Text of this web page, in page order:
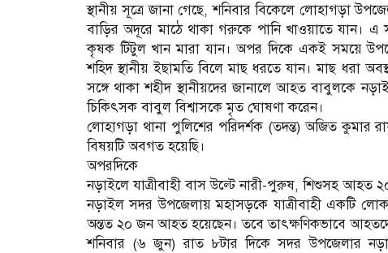
স্থানীয় সূত্রে জানা গেছে, শনিবার বিকেলে লোহাগড়া
বাড়ির অদূরে মাঠে থাকা গরুকে পানি খাওয়াতে যান। এ
কৃষক টিটুল খান মারা যান। অপর দিকে একই সময়ে
শহিদ স্থানীয় ইছামতি বিলে মাছ ধরতে যান। মাছ
সঙ্গে থাকা শহীদ স্থানীয়দের জানালে আহত বাবুলকে
চিকিৎসক বাবুল বিশ্বাসকে মৃত ঘোষণা করেন।
লোহাগড়া থানা পুলিশের পরিদর্শক (তদন্ত) অজিত কুমার
বিষয়টি অবগত হয়েছি।
অপরদিকে
নড়াইলে যাত্রীবাহী বাস উল্টে নারী-পুরুষ, শিশুসহ আহত
নড়াইল সদর উপজেলায় মহাসড়কে যাত্রীবাহী একটি
অন্তত ২০ জন আহত হয়েছেন। তবে তাৎক্ষণিকভাবে
শনিবার (৬ জুন) রাত ৮টার দিকে সদর উপজেলার